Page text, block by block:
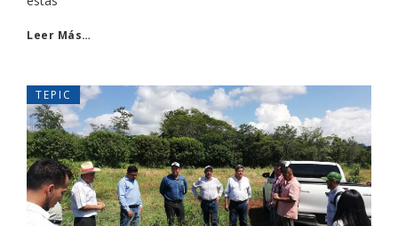
Leer Más…
TEPIC